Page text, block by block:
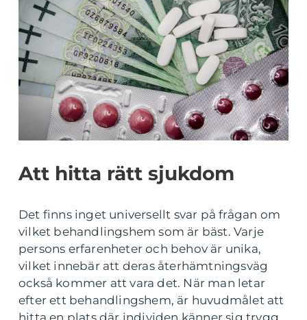
Att hitta rätt sjukdom
Det finns inget universellt svar på frågan om
vilket behandlingshem som är bäst. Varje
persons erfarenheter och behov är unika,
vilket innebär att deras återhämtningsväg
också kommer att vara det. När man letar
efter ett behandlingshem, är huvudmålet att
hitta en plats där individen känner sig trygg,